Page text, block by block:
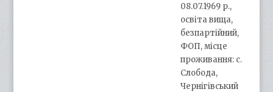
08.07.1969 р.,
освіта вища,
безпартійний,
ФОП, місце
проживання: с.
Слобода,
Чернігівський